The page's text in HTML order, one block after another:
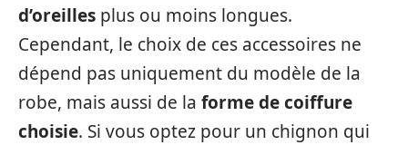
d’oreilles plus ou moins longues.
Cependant, le choix de ces accessoires ne
dépend pas uniquement du modèle de la
robe, mais aussi de la forme de coiffure
choisie. Si vous optez pour un chignon qui